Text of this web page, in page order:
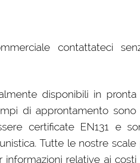
contattateci
disponibili in pronta
di approntamento
certificate EN131 e
Tutte le nostre scale
relative ai